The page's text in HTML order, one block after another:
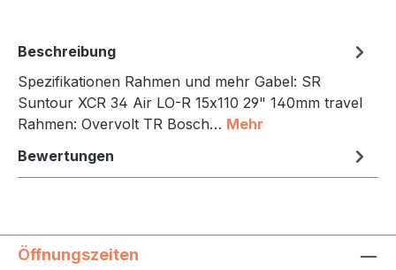
Beschreibung
Spezifikationen Rahmen und mehr Gabel: SR
Suntour XCR 34 Air LO-R 15x110 29" 140mm travel
Rahmen: Overvolt TR Bosch… Mehr
Bewertungen
Öffnungszeiten